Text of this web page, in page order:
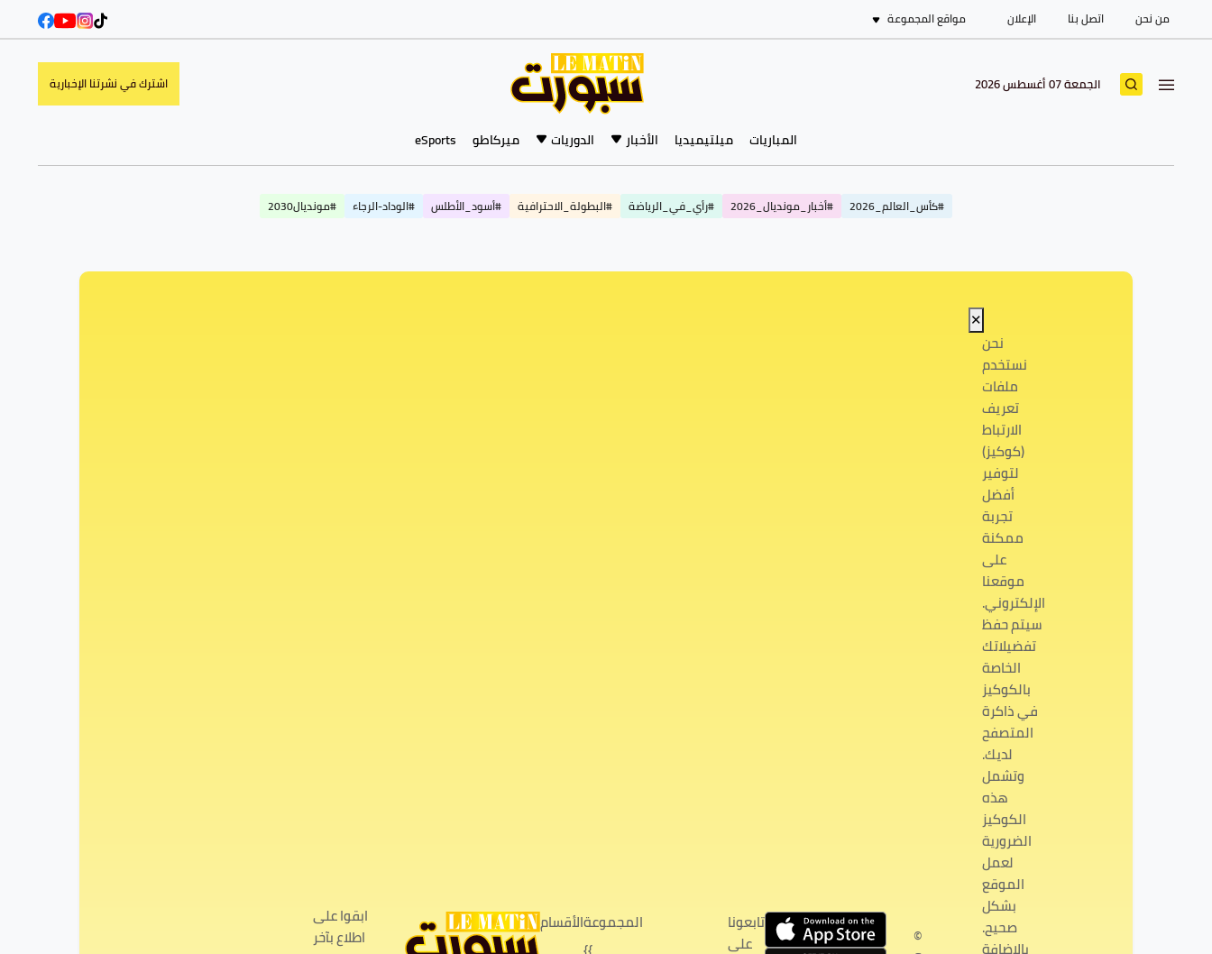
من نحن اتصل بنا الإعلان مواقع المجموعة
الجمعة 07 أغسطس 2026 اشترك في نشرتنا الإخبارية
المباريات ميلتيميديا الأخبار الدوريات ميركاطو eSports
#كأس_العالم_2026 #أخبار_مونديال_2026 #رأي_في_الرياضة #البطولة_الاحترافية #أسود_الأطلس #الوداد-الرجاء #مونديال2030
ابقوا على
اطلاع بآخر
الأقسامالمجموعة
تابعونا
على
©
✕
نحن
نستخدم
ملفات
تعريف
الارتباط
(كوكيز)
لتوفير
أفضل
تجربة
ممكنة
على
موقعنا
الإلكتروني.
سيتم حفظ
تفضيلاتك
الخاصة
بالكوكيز
في ذاكرة
المتصفح
لديك.
وتشمل
هذه
الكوكيز
الضرورية
لعمل
الموقع
بشكل
صحيح.